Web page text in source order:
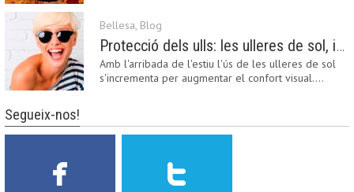
Bellesa, Blog
Protecció dels ulls: les ulleres de sol, imprescindibles en una boda estiuenca
Amb l'arribada de l'estiu l'ús de les ulleres de sol
s'incrementa per augmentar el confort visual.…
Segueix-nos!